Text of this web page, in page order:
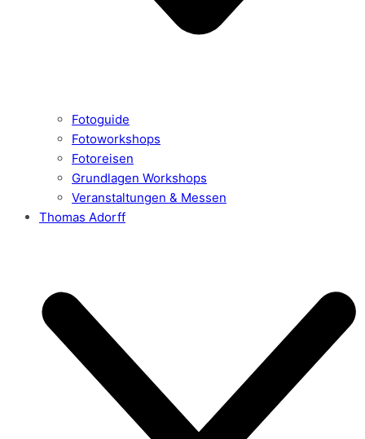
Fotoguide
Fotoworkshops
Fotoreisen
Grundlagen Workshops
Veranstaltungen & Messen
Thomas Adorff